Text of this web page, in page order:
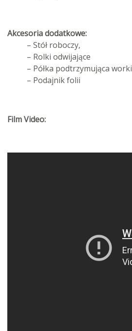
Akcesoria dodatkowe:
– Stół roboczy,
– Rolki odwijające
– Półka podtrzymująca worki
– Podajnik folii
Film Video: